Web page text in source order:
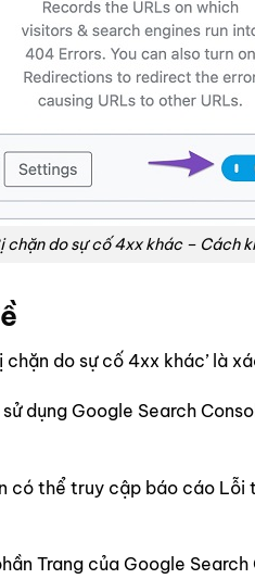
chặn do sự cố 4xx khác – Cách
do sự cố 4xx khác’ là
dụng Google Search
có thể truy cập báo cáo
Trang của Google